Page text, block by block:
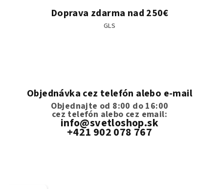
Doprava zdarma nad 250€
GLS
Objednávka cez telefón alebo e-mail
Objednajte od 8:00 do 16:00
cez telefón alebo cez email:
info@svetloshop.sk
+421 902 078 767